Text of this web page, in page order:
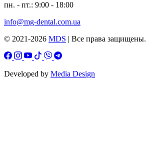
пн. - пт.: 9:00 - 18:00
info@mg-dental.com.ua
© 2021-2026 MDS | Все права защищены.
Developed by Media Design